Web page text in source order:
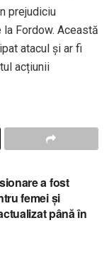
prejudiciu
Fordow. Această
atacul și ar fi
acțiunii
a fost
femei și
până în